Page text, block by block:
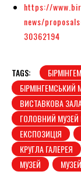
https://
news/
30362194
TAGS:
БІРМІНГЕМСЬКИЙ
ВИСТАВКОВА
ГОЛОВНИЙ МУЗЕЙ
ЕКСПОЗИЦІЯ
КРУГЛА ГАЛЕРЕЯ
МУЗЕЙ